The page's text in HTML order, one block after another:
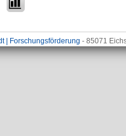
| Forschungsförderung - 85071